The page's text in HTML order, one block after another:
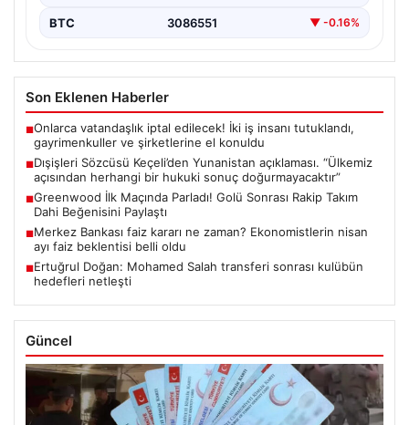
BTC 3086551 ▼ -0.16%
Son Eklenen Haberler
■Onlarca vatandaşlık iptal edilecek! İki iş insanı tutuklandı,
gayrimenkuller ve şirketlerine el konuldu
■Dışişleri Sözcüsü Keçeli’den Yunanistan açıklaması. “Ülkemiz
açısından herhangi bir hukuki sonuç doğurmayacaktır”
■Greenwood İlk Maçında Parladı! Golü Sonrası Rakip Takım
Dahi Beğenisini Paylaştı
■Merkez Bankası faiz kararı ne zaman? Ekonomistlerin nisan
ayı faiz beklentisi belli oldu
■Ertuğrul Doğan: Mohamed Salah transferi sonrası kulübün
hedefleri netleşti
Güncel